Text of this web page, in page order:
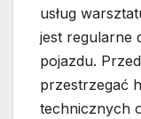
usług
jest regularne
pojazdu.
przestrzegać
technicznych